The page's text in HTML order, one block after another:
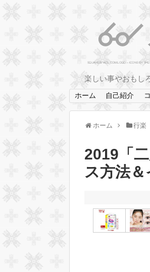
楽しい事やおもし
ホーム 自己紹介
ホーム 行楽
2019「
ス方法